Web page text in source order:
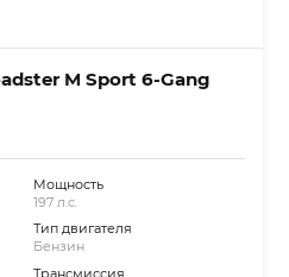
M Sport 6-Gang
Мощность
197 л.с.
Тип двигателя
Бензин
Трансмиссия